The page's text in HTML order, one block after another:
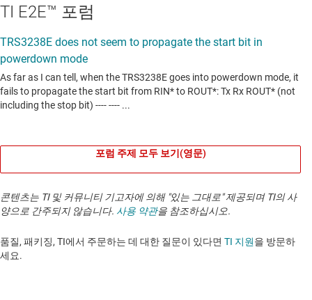
TI E2E™ 포럼
포럼 주제 모두 보기(영문)
콘텐츠는 TI 및 커뮤니티 기고자에 의해 "있는 그대로" 제공되며 TI의 사
양으로 간주되지 않습니다. 사용 약관을 참조하십시오.
품질, 패키징, TI에서 주문하는 데 대한 질문이 있다면 TI 지원을 방문하
세요. ​​​​​​​​​​​​​​